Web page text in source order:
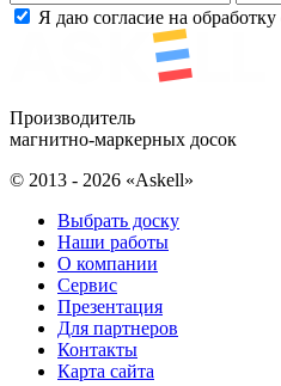
Я даю согласие на
Производитель
магнитно-маркерных досок
© 2013 - 2026 «Askell»
Выбрать доску
Наши работы
О компании
Сервис
Презентация
Для партнеров
Контакты
Карта сайта